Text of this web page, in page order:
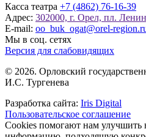
Касса театра +7 (4862) 76-16-39
Адрес: 302000, г. Орел, пл.
E-mail: oo_buk_ogat@orel-
Мы в соц. сетях
Версия для слабовидящих
© 2026. Орловский
И.С. Тургенева
Разработка сайта: Iris Digital
Пользовательское соглашение
Cookies помогают нам улучшить